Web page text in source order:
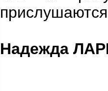
Надежда